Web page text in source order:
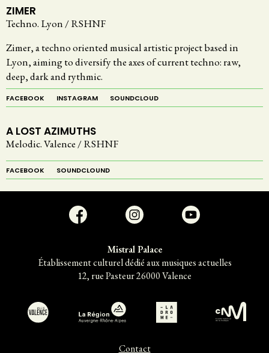
ZIMER
Techno. Lyon / RSHNF
Zimer, a techno oriented musical artistic project based in
Lyon, aiming to diversify the axes of current techno: raw,
deep, dark and rythmic.
FACEBOOK INSTAGRAM SOUNDCLOUD
A LOST AZIMUTHS
Melodic. Valence / RSHNF
FACEBOOK SOUNDCLOUND
Mistral Palace
Établissement culturel dédié aux musiques actuelles
12, rue Pasteur 26000 Valence
C entre national
d e la m usique
Contact